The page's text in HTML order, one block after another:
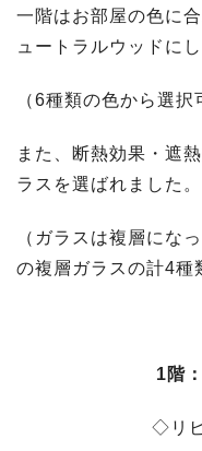
一階はお部屋の色に
ュートラルウッドにし
（6種類の色から選択
また、断熱効果・遮
ラスを選ばれました。
（ガラスは複層にな
の複層ガラスの計4種
1階
◇リ